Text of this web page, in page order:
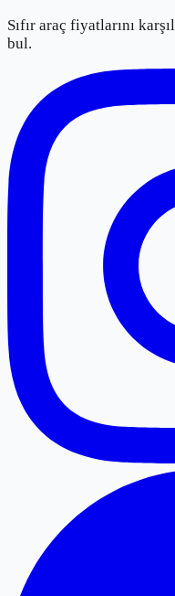
Sıfır araç fiyatlarını
bul.